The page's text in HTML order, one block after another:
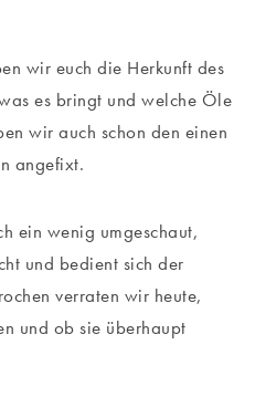
wir euch die Herkunft des
es bringt und welche Öle
wir auch schon den einen
angefixt.
ein wenig umgeschaut,
und bedient sich der
verraten wir heute,
und ob sie überhaupt